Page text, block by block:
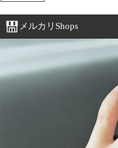
メルカリShops